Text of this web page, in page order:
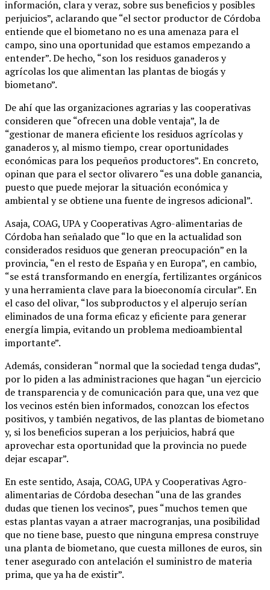
información, clara y veraz, sobre sus beneficios y posibles
perjuicios”, aclarando que “el sector productor de Córdoba
entiende que el biometano no es una amenaza para el
campo, sino una oportunidad que estamos empezando a
entender”. De hecho, “son los residuos ganaderos y
agrícolas los que alimentan las plantas de biogás y
biometano”.
De ahí que las organizaciones agrarias y las cooperativas
consideren que “ofrecen una doble ventaja”, la de
“gestionar de manera eficiente los residuos agrícolas y
ganaderos y, al mismo tiempo, crear oportunidades
económicas para los pequeños productores”. En concreto,
opinan que para el sector olivarero “es una doble ganancia,
puesto que puede mejorar la situación económica y
ambiental y se obtiene una fuente de ingresos adicional”.
Asaja, COAG, UPA y Cooperativas Agro-alimentarias de
Córdoba han señalado que “lo que en la actualidad son
considerados residuos que generan preocupación” en la
provincia, “en el resto de España y en Europa”, en cambio,
“se está transformando en energía, fertilizantes orgánicos
y una herramienta clave para la bioeconomía circular”. En
el caso del olivar, “los subproductos y el alperujo serían
eliminados de una forma eficaz y eficiente para generar
energía limpia, evitando un problema medioambiental
importante”.
Además, consideran “normal que la sociedad tenga dudas”,
por lo piden a las administraciones que hagan “un ejercicio
de transparencia y de comunicación para que, una vez que
los vecinos estén bien informados, conozcan los efectos
positivos, y también negativos, de las plantas de biometano
y, si los beneficios superan a los perjuicios, habrá que
aprovechar esta oportunidad que la provincia no puede
dejar escapar”.
En este sentido, Asaja, COAG, UPA y Cooperativas Agro-
alimentarias de Córdoba desechan “una de las grandes
dudas que tienen los vecinos”, pues “muchos temen que
estas plantas vayan a atraer macrogranjas, una posibilidad
que no tiene base, puesto que ninguna empresa construye
una planta de biometano, que cuesta millones de euros, sin
tener asegurado con antelación el suministro de materia
prima, que ya ha de existir”.